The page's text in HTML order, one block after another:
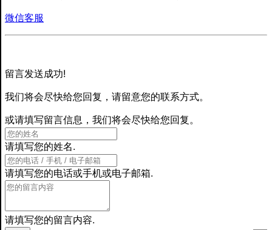
微信客服
留言发送成功!
我们将会尽快给您回复，请留意您的联系方式。
或请填写留言信息，我们将会尽快给您回复。
请填写您的姓名.
请填写您的电话或手机或电子邮箱.
请填写您的留言内容.